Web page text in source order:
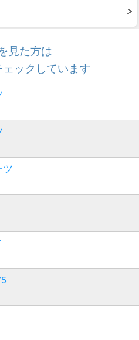
見た方は
ックしています
ツ